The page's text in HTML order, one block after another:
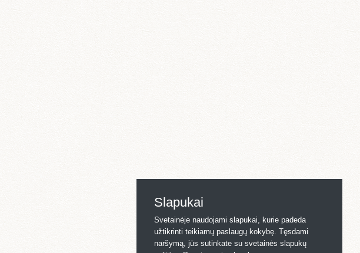
Slapukai
Svetainėje naudojami slapukai, kurie padeda
užtikrinti teikiamų paslaugų kokybę. Tęsdami
naršymą, jūs sutinkate su svetainės slapukų